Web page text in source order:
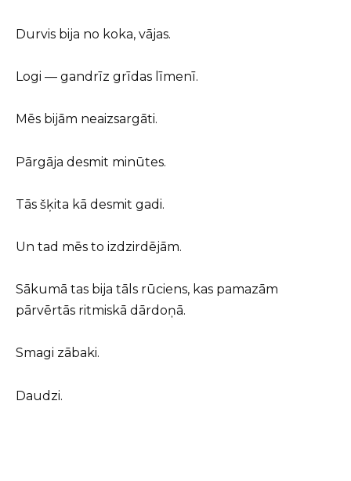
Durvis bija no koka, vājas.
Logi — gandrīz grīdas līmenī.
Mēs bijām neaizsargāti.
Pārgāja desmit minūtes.
Tās šķita kā desmit gadi.
Un tad mēs to izdzirdējām.
Sākumā tas bija tāls rūciens, kas pamazām
pārvērtās ritmiskā dārdoņā.
Smagi zābaki.
Daudzi.